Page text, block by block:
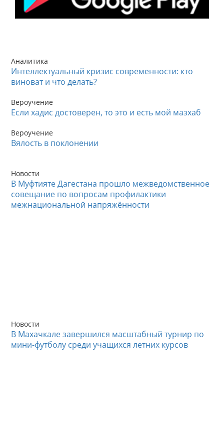
Аналитика
Интеллектуальный кризис современности: кто
виноват и что делать?
Вероучение
Если хадис достоверен, то это и есть мой мазхаб
Вероучение
Вялость в поклонении
Новости
В Муфтияте Дагестана прошло межведомственное
совещание по вопросам профилактики
межнациональной напряжённости
Новости
В Махачкале завершился масштабный турнир по
мини-футболу среди учащихся летних курсов